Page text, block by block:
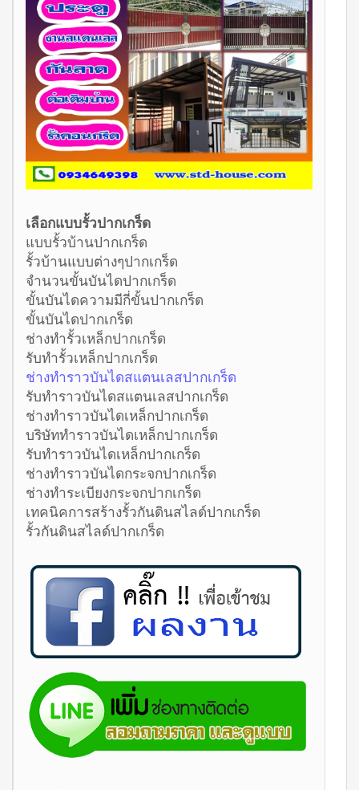
เลือกแบบรั้วปากเกร็ด
แบบรั้วบ้านปากเกร็ด
รั้วบ้านแบบต่างๆปากเกร็ด
จำนวนขั้นบันไดปากเกร็ด
ขั้นบันไดความมีกี่ขั้นปากเกร็ด
ขั้นบันไดปากเกร็ด
ช่างทำรั้วเหล็กปากเกร็ด
รับทำรั้วเหล็กปากเกร็ด
ช่างทำราวบันไดสแตนเลสปากเกร็ด
รับทำราวบันไดสแตนเลสปากเกร็ด
ช่างทำราวบันไดเหล็กปากเกร็ด
บริษัททำราวบันไดเหล็กปากเกร็ด
รับทำราวบันไดเหล็กปากเกร็ด
ช่างทำราวบันไดกระจกปากเกร็ด
ช่างทำระเบียงกระจกปากเกร็ด
เทคนิคการสร้างรั้วกันดินสไลด์ปากเกร็ด
รั้วกันดินสไลด์ปากเกร็ด